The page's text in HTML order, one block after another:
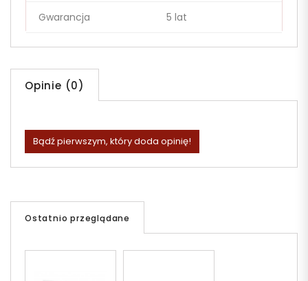
Gwarancja 5 lat
Opinie (0)
Bądź pierwszym, który doda opinię!
Ostatnio przeglądane